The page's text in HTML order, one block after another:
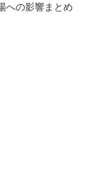
への影響まとめ